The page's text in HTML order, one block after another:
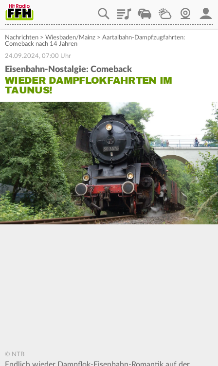
PlaylistStaupilotWetterWebcam
Nachrichten > Wiesbaden/Mainz > Aartalbahn-Dampfzugfahrten:
Comeback nach 14 Jahren
24.09.2024, 07:00 Uhr
Eisenbahn-Nostalgie: Comeback
WIEDER DAMPFLOKFAHRTEN IM
TAUNUS!
© NTB